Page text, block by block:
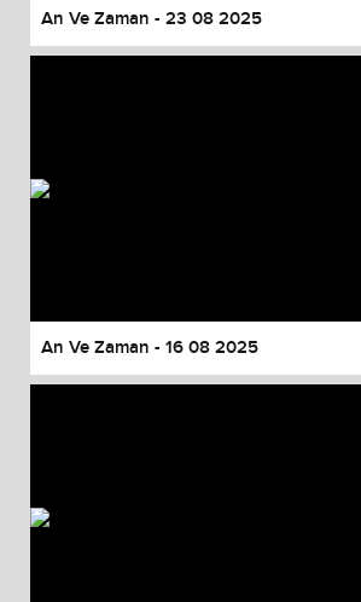
An Ve Zaman - 23 08 2025
An Ve Zaman - 16 08 2025